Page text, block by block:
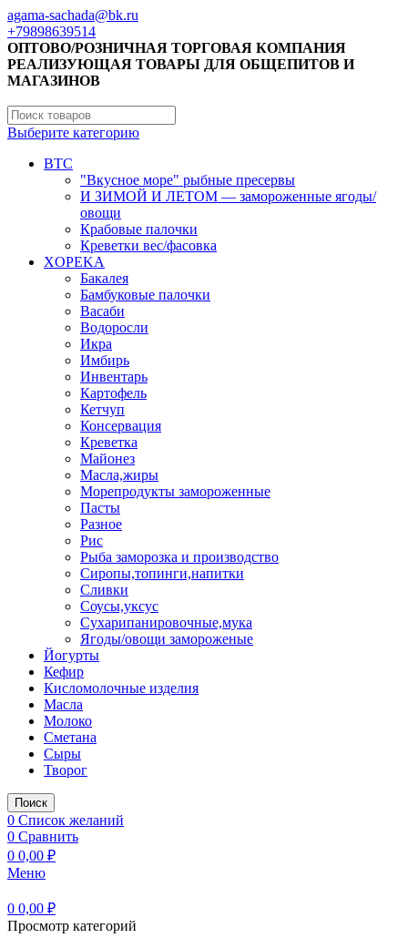
agama-sachada@bk.ru
+79898639514
ОПТОВО/РОЗНИЧНАЯ ТОРГОВАЯ КОМПАНИЯ
РЕАЛИЗУЮЩАЯ ТОВАРЫ ДЛЯ ОБЩЕПИТОВ И
МАГАЗИНОВ
Выберите категорию
BTC
"Вкусное море" рыбные пресервы
И ЗИМОЙ И ЛЕТОМ — замороженные ягоды/
овощи
Крабовые палочки
Креветки вес/фасовка
XOPEKA
Бакалея
Бамбуковые палочки
Васаби
Водоросли
Икра
Имбирь
Инвентарь
Картофель
Кетчуп
Консервация
Креветка
Майонез
Масла,жиры
Морепродукты замороженные
Пасты
Разное
Рис
Рыба заморозка и производство
Сиропы,топинги,напитки
Сливки
Соусы,уксус
Сухарипанировочные,мука
Ягоды/овощи замороженые
Йогурты
Кефир
Кисломолочные изделия
Масла
Молоко
Сметана
Сыры
Творог
Поиск
0 Список желаний
0 Сравнить
0 0,00 ₽
Меню
0 0,00 ₽
Просмотр категорий